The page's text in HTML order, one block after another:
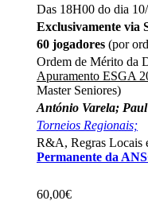
Das 18H00 do dia
Exclusivamente via
60 jogadores (por
Ordem de Mérito da
Apuramento ESGA
Master Seniores)
António Varela;
Torneios Regionais;
R&A, Regras Locais
Permanente da
60,00€